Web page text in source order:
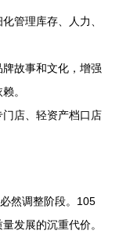
管理库存、人力、
牌故事和文化，增强
。
门店、轻资产档口店
然调整阶段。105
发展的沉重代价。